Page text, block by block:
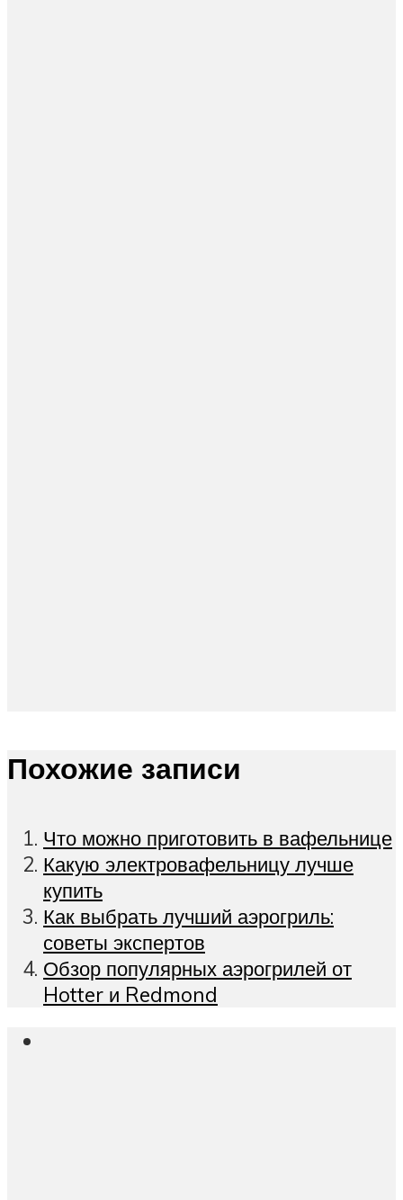
Похожие записи
Что можно приготовить в вафельнице
Какую электровафельницу лучше
купить
Как выбрать лучший аэрогриль:
советы экспертов
Обзор популярных аэрогрилей от
Hotter и Redmond